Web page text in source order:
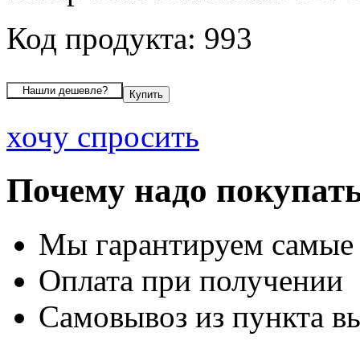
Код продукта: 993
хочу спросить
Почему надо
Мы гарантируем
Оплата при получении
Самовывоз из пункта